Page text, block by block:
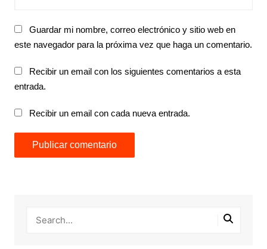
Guardar mi nombre, correo electrónico y sitio web en
este navegador para la próxima vez que haga un comentario.
Recibir un email con los siguientes comentarios a esta
entrada.
Recibir un email con cada nueva entrada.